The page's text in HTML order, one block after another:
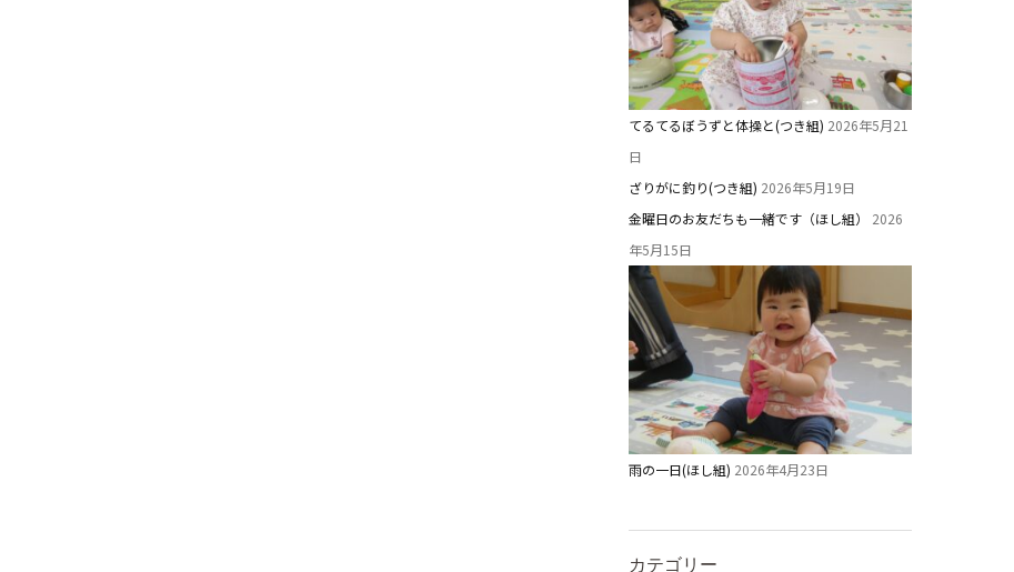
てるてるぼうずと体操と(つき組) 2026年5月21
日
ざりがに釣り(つき組) 2026年5月19日
金曜日のお友だちも一緒です（ほし組）
2026
年5月15日
雨の一日(ほし組) 2026年4月23日
カテゴリー
教職員募集